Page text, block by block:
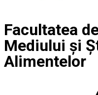
Facultatea
Mediului și
Alimentelor